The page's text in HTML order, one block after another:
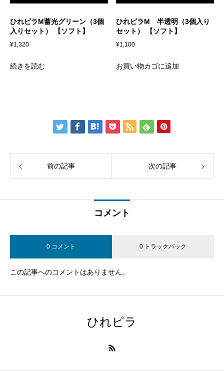
ひれピラM蓄光グリーン（3個
入りセット） 【ソフト】
¥1,320
続きを読む
ひれピラM 半透明（3個入り
セット） 【ソフト】
¥1,100
お買い物カゴに追加
前の記事 次の記事
コメント
0 コメント 0 トラックバック
この記事へのコメントはありません。
ひれピラ